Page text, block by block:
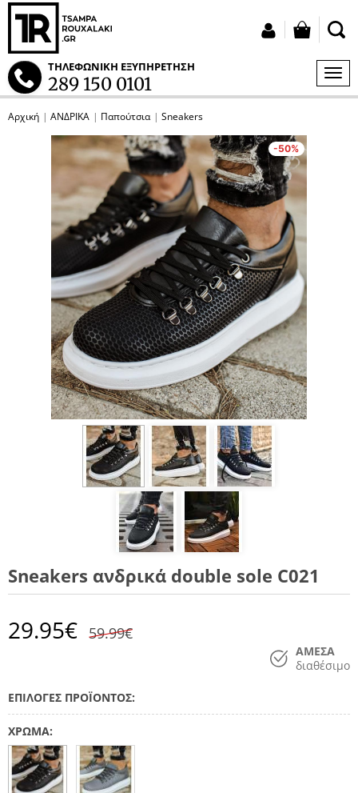
ΤΗΛΕΦΩΝΙΚΗ ΕΞΥΠΗΡΕΤΗΣΗ
289 150 0101
Σύνδεση
Αρχική ΑΝΔΡΙΚΑ Παπούτσια Sneakers
ppp ppp -50%
Sneakers ανδρικά double sole C021
29.95€ 59.99€
ΑΜΕΣΑ
διαθέσιμο
ΕΠΙΛΟΓΕΣ ΠΡΟΪΟΝΤΟΣ:
ΧΡΩΜΑ: